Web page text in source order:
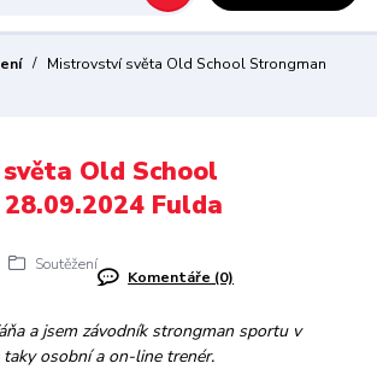
Mistrovství světa Old School Strongman
Soutěžení
Komentáře (0)
Old School
Fulda
a jsem závodník strongman sportu v
osobní a on-line trenér.